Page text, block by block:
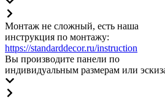
Монтаж не сложный, есть наша
инструкция по монтажу:
https://standarddecor.ru/instruction
Вы производите панели по
индивидуальным размерам или